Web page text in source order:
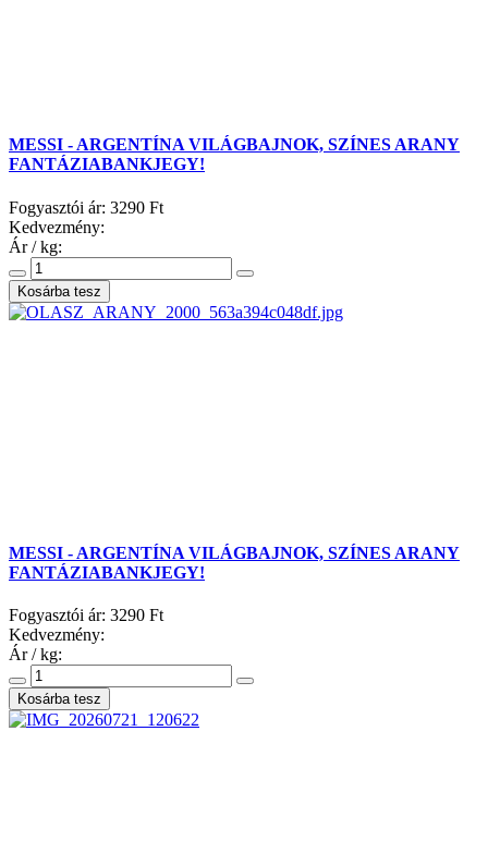
MESSI - ARGENTÍNA VILÁGBAJNOK, SZÍNES ARANY
FANTÁZIABANKJEGY!
Fogyasztói ár: 3290 Ft
Kedvezmény:
Ár / kg:
MESSI - ARGENTÍNA VILÁGBAJNOK, SZÍNES ARANY
FANTÁZIABANKJEGY!
Fogyasztói ár: 3290 Ft
Kedvezmény:
Ár / kg: